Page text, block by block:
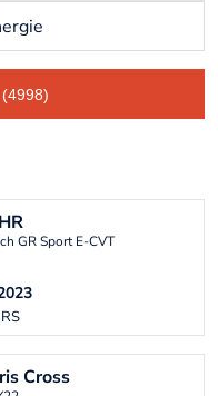
GR Sport E-CVT
Cross